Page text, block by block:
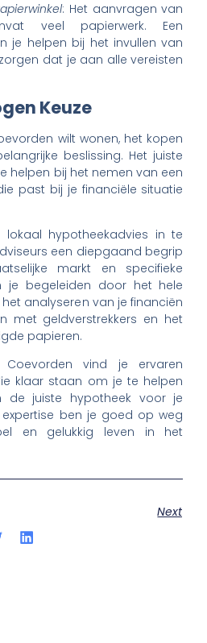
: Het aanvragen van
veel papierwerk. Een
je helpen bij het invullen van
dat je aan alle vereisten
Keuze
wilt wonen, het kopen
beslissing. Het juiste
helpen bij het nemen van een
past bij je financiële situatie
hypotheekadvies in te
een diepgaand begrip
markt en specifieke
je begeleiden door het hele
analyseren van je financiën
met geldverstrekkers en het
papieren.
vind je ervaren
klaar staan om je te helpen
de juiste hypotheek voor je
expertise ben je goed op weg
en gelukkig leven in het
Next